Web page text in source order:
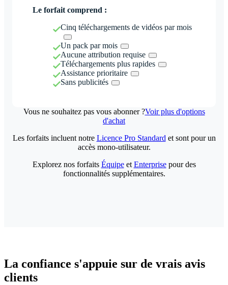
Le forfait comprend :
Cinq téléchargements de vidéos par mois
Un pack par mois
Aucune attribution requise
Téléchargements plus rapides
Assistance prioritaire
Sans publicités
Vous ne souhaitez pas vous abonner ?Voir plus d'options
d'achat
Les forfaits incluent notre Licence Pro Standard et sont pour un
accès mono-utilisateur.
Explorez nos forfaits Équipeet Enterprisepour des
fonctionnalités supplémentaires.
La confiance s'appuie sur de vrais avis
clients